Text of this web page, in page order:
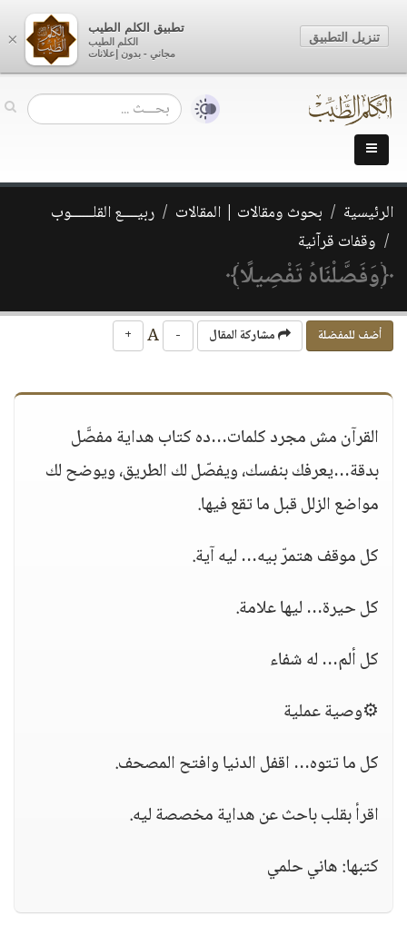
الرئيسية بحوث ومقالات | المقالات
ربيــــع القلــــــوب
وقفات قرآنية
﴿وَفَصَّلْنَاهُ تَفْصِيلًا﴾
أضف للمفضلة مشاركة المقال -
+
القرآن مش مجرد كلمات…ده كتاب هداية مفصَّل
بدقة…يعرفك بنفسك، ويفصّل لك الطريق، ويوضح لك
مواضع الزلل قبل ما تقع فيها.
كل موقف هتمرّ بيه… ليه آية.
كل حيرة… ليها علامة.
كل ألم… له شفاء
⚙️وصية عملية
كل ما تتوه… اقفل الدنيا وافتح المصحف.
اقرأ بقلب باحث عن هداية مخصصة ليه.
كتبها: هاني حلمي
×
تطبيق الكلم الطيب
الكلم الطيب
مجاني - بدون إعلانات
تنزيل التطبيق